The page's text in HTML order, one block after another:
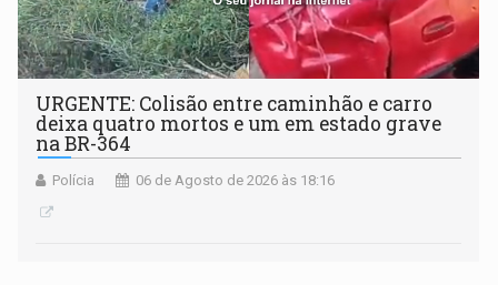
URGENTE: Colisão entre caminhão e carro
deixa quatro mortos e um em estado grave
na BR-364
Polícia 06 de Agosto de 2026 às 18:16